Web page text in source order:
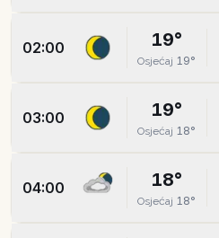
02:00 19°
Osjećaj 19°
03:00 19°
Osjećaj 18°
04:00 18°
Osjećaj 18°